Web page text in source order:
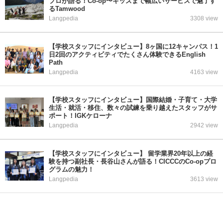
るTamwood
Langpedia 3308 view
【学校スタッフにインタビュー】8ヶ国に12キャンパス！1
日2回のアクティビティでたくさん体験できるEnglish
Path
Langpedia 4163 view
【学校スタッフにインタビュー】国際結婚・子育て・大学
生活・就活・移住、数々の試練を乗り越えたスタッフがサ
ポート！IGKケローナ
Langpedia 2942 view
【学校スタッフにインタビュー】 留学業界20年以上の経
験を持つ副社長・長谷山さんが語る！CICCCのCo-opプロ
グラムの魅力！
Langpedia 3613 view